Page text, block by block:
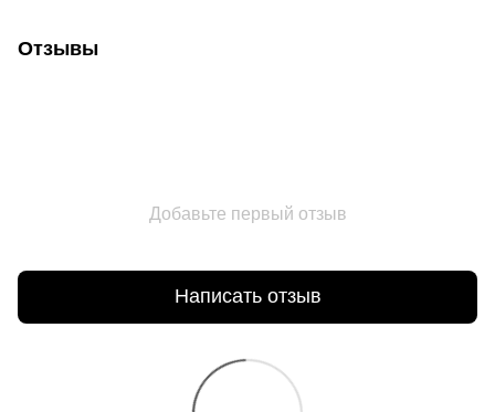
Отзывы
Добавьте первый отзыв
Написать отзыв